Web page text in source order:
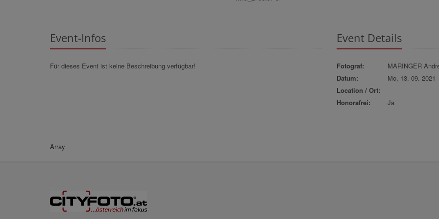
Event-Infos
Für dieses Event ist keine Beschreibung verfügbar!
Event Details
Fotograf:
MARINGER
Datum:
Mo, 13. 09. 2021
Location / Ort:
Honorafrei:
Ja
Array